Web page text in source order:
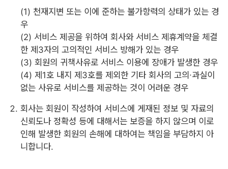
(1) 천재지변 또는 이에 준하는 불가항력의 상태가 있는 경
우
(2) 서비스 제공을 위하여 회사와 서비스 제휴계약을 체결
한 제3자의 고의적인 서비스 방해가 있는 경우
(3) 회원의 귀책사유로 서비스 이용에 장애가 발생한 경우
(4) 제1호 내지 제3호를 제외한 기타 회사의 고의∙과실이
없는 사유로 서비스를 제공하는 것이 어려운 경우
회사는 회원이 작성하여 서비스에 게재된 정보 및 자료의
신뢰도나 정확성 등에 대해서는 보증을 하지 않으며 이로
인해 발생한 회원의 손해에 대하여는 책임을 부담하지 아
니합니다.